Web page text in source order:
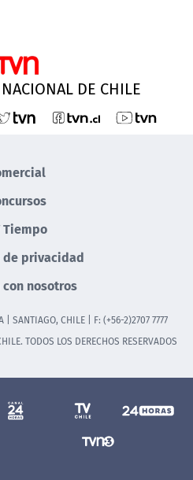
DE CHILE
Tiempo
privacidad
nosotros
| SANTIAGO, CHILE | F: (+56-2)2707 7777
TODOS LOS DERECHOS RESERVADOS